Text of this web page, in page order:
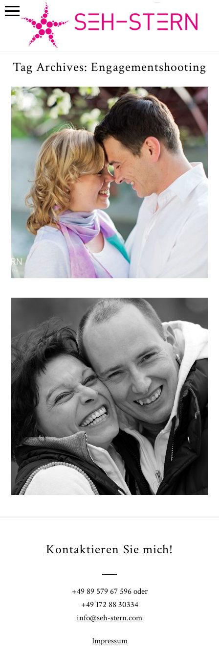
Tag Archives:Engagementshooting
Corinna & Christoph /
Engagementshooting und
Familienfotos in Muenchen
ARTIKEL ÖFFNEN
Engagementshooting in
München
ARTIKEL ÖFFNEN
Kontaktieren Sie mich!
+49 89 579 67 596 oder
+49 172 88 30334
info@seh-stern.com
Impressum